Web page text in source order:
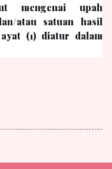
mengenai upah
atau satuan hasil
(1) diatur dalam